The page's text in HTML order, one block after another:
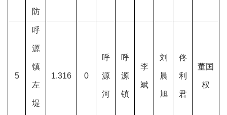
防
5
呼
源
镇
左
堤
1.316 0
呼
源
河
呼
源
镇
李
斌
刘
晨
旭
佟
利
君
董国
权